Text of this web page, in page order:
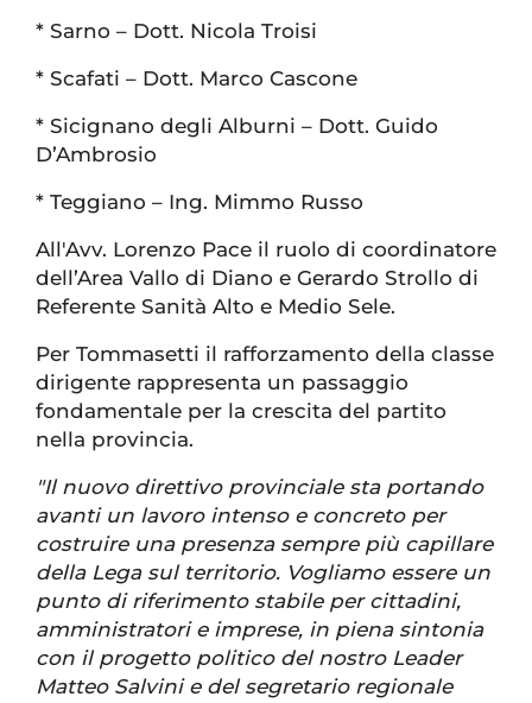
* Sarno – Dott. Nicola Troisi
* Scafati – Dott. Marco Cascone
* Sicignano degli Alburni – Dott. Guido
D’Ambrosio
* Teggiano – Ing. Mimmo Russo
All'Avv. Lorenzo Pace il ruolo di coordinatore
dell’Area Vallo di Diano e Gerardo Strollo di
Referente Sanità Alto e Medio Sele.
Per Tommasetti il rafforzamento della classe
dirigente rappresenta un passaggio
fondamentale per la crescita del partito
nella provincia.
"Il nuovo direttivo provinciale sta portando
avanti un lavoro intenso e concreto per
costruire una presenza sempre più capillare
della Lega sul territorio. Vogliamo essere un
punto di riferimento stabile per cittadini,
amministratori e imprese, in piena sintonia
con il progetto politico del nostro Leader
Matteo Salvini e del segretario regionale